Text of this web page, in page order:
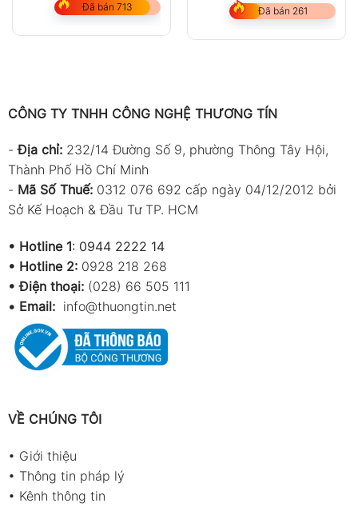
Đã bán 713 Đã bán 261
CÔNG TY TNHH CÔNG NGHỆ THƯƠNG TÍN
-Địa chỉ: 232/14 Đường Số 9, phường Thông Tây Hội,
Thành Phố Hồ Chí Minh
- Mã Số Thuế: 0312 076 692 cấp ngày 04/12/2012 bởi
Sở Kế Hoạch & Đầu Tư TP. HCM
• Hotline 1: 0944 2222 14
• Hotline 2: 0928 218 268
• Điện thoại: (028) 66 505 111
• Email: info@thuongtin.net
VỀ CHÚNG TÔI
• Giới thiệu
• Thông tin pháp lý
• Kênh thông tin